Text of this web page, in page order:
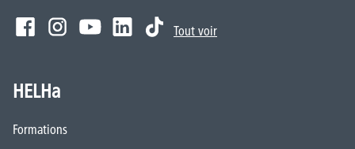
Tout voir
HELHa
Formations